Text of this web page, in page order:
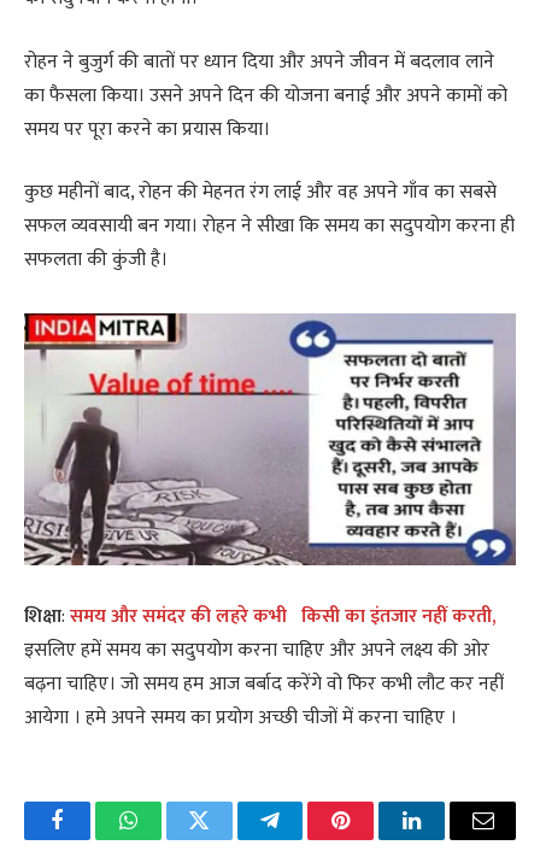
रोहन ने बुजुर्ग की बातों पर ध्यान दिया और अपने जीवन में बदलाव लाने
का फैसला किया। उसने अपने दिन की योजना बनाई और अपने कामों को
समय पर पूरा करने का प्रयास किया।
कुछ महीनों बाद, रोहन की मेहनत रंग लाई और वह अपने गाँव का सबसे
सफल व्यवसायी बन गया। रोहन ने सीखा कि समय का सदुपयोग करना ही
सफलता की कुंजी है।
शिक्षा:समयऔर समंदर की लहरे कभी किसी का इंतजार नहींकरती,
इसलिए हमें समय का सदुपयोग करना चाहिए और अपने लक्ष्य की ओर
बढ़ना चाहिए। जो समय हम आज बर्बाद करेंगे वो फिर कभी लौट कर नहीं
आयेगा । हमे अपने समय का प्रयोग अच्छी चीजों में करना चाहिए ।
FacebookWhatsAppTwitter TelegramPinterestLinkedInEmail